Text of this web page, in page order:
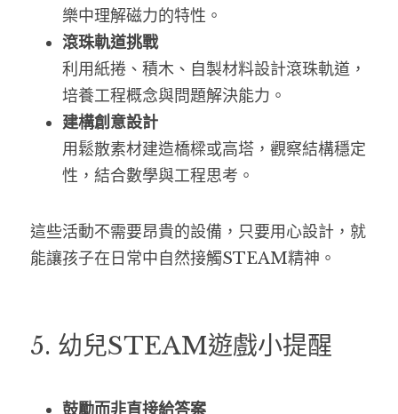
樂中理解磁力的特性。
滾珠軌道挑戰
利用紙捲、積木、自製材料設計滾珠軌道，
培養工程概念與問題解決能力。
建構創意設計
用鬆散素材建造橋樑或高塔，觀察結構穩定
性，結合數學與工程思考。
這些活動不需要昂貴的設備，只要用心設計，就
能讓孩子在日常中自然接觸STEAM精神。
5. 幼兒STEAM遊戲小提醒
鼓勵而非直接給答案